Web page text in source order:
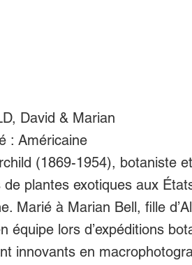
David & Marian
: Américaine
(1869-1954), botaniste
plantes exotiques aux
Marié à Marian Bell, fille
équipe lors d’expéditions
innovants en